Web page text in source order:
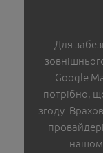
зміщенням
InfinityView
ADAPTA
Для
Google
потрібно,
згоду.